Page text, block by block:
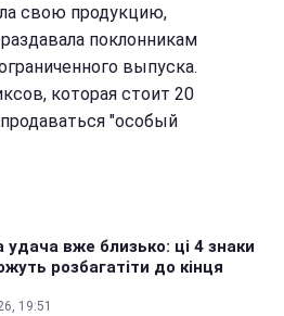
свою продукцию,
поклонникам
выпуска.
которая стоит 20
"особый
удача вже близько: ці 4 знаки
розбагатіти до кінця
19:51